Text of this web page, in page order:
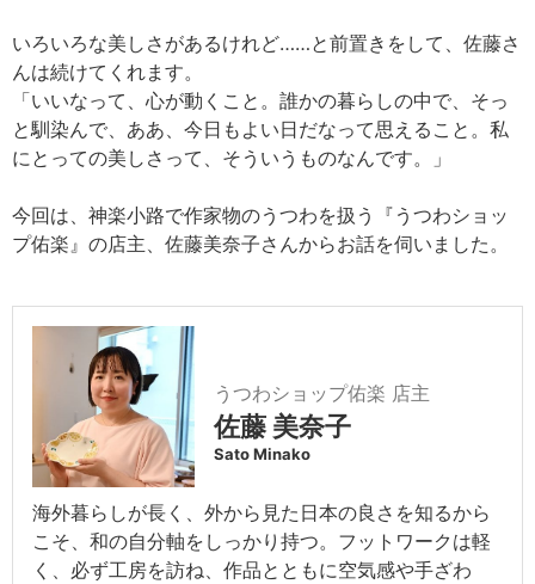
いろいろな美しさがあるけれど……と前置きをして、佐藤さ
んは続けてくれます。
「いいなって、心が動くこと。誰かの暮らしの中で、そっ
と馴染んで、ああ、今日もよい日だなって思えること。私
にとっての美しさって、そういうものなんです。」
今回は、神楽小路で作家物のうつわを扱う『うつわショッ
プ佑楽』の店主、佐藤美奈子さんからお話を伺いました。
うつわショップ佑楽 店主
佐藤 美奈子
Sato Minako
海外暮らしが長く、外から見た日本の良さを知るから
こそ、和の自分軸をしっかり持つ。フットワークは軽
く、必ず工房を訪ね、作品とともに空気感や手ざわ